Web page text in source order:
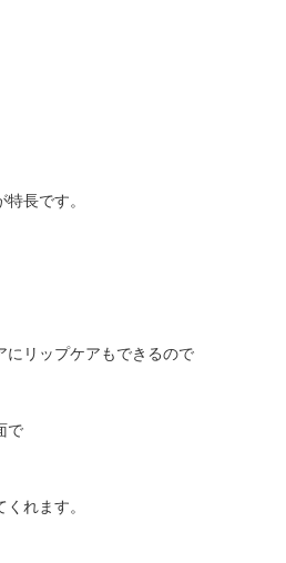
長です。
にリップケアもできるので
で
れます。